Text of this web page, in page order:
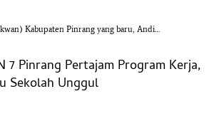
Kabupaten Pinrang yang baru, Andi…
7 Pinrang Pertajam Program Kerja,
Sekolah Unggul